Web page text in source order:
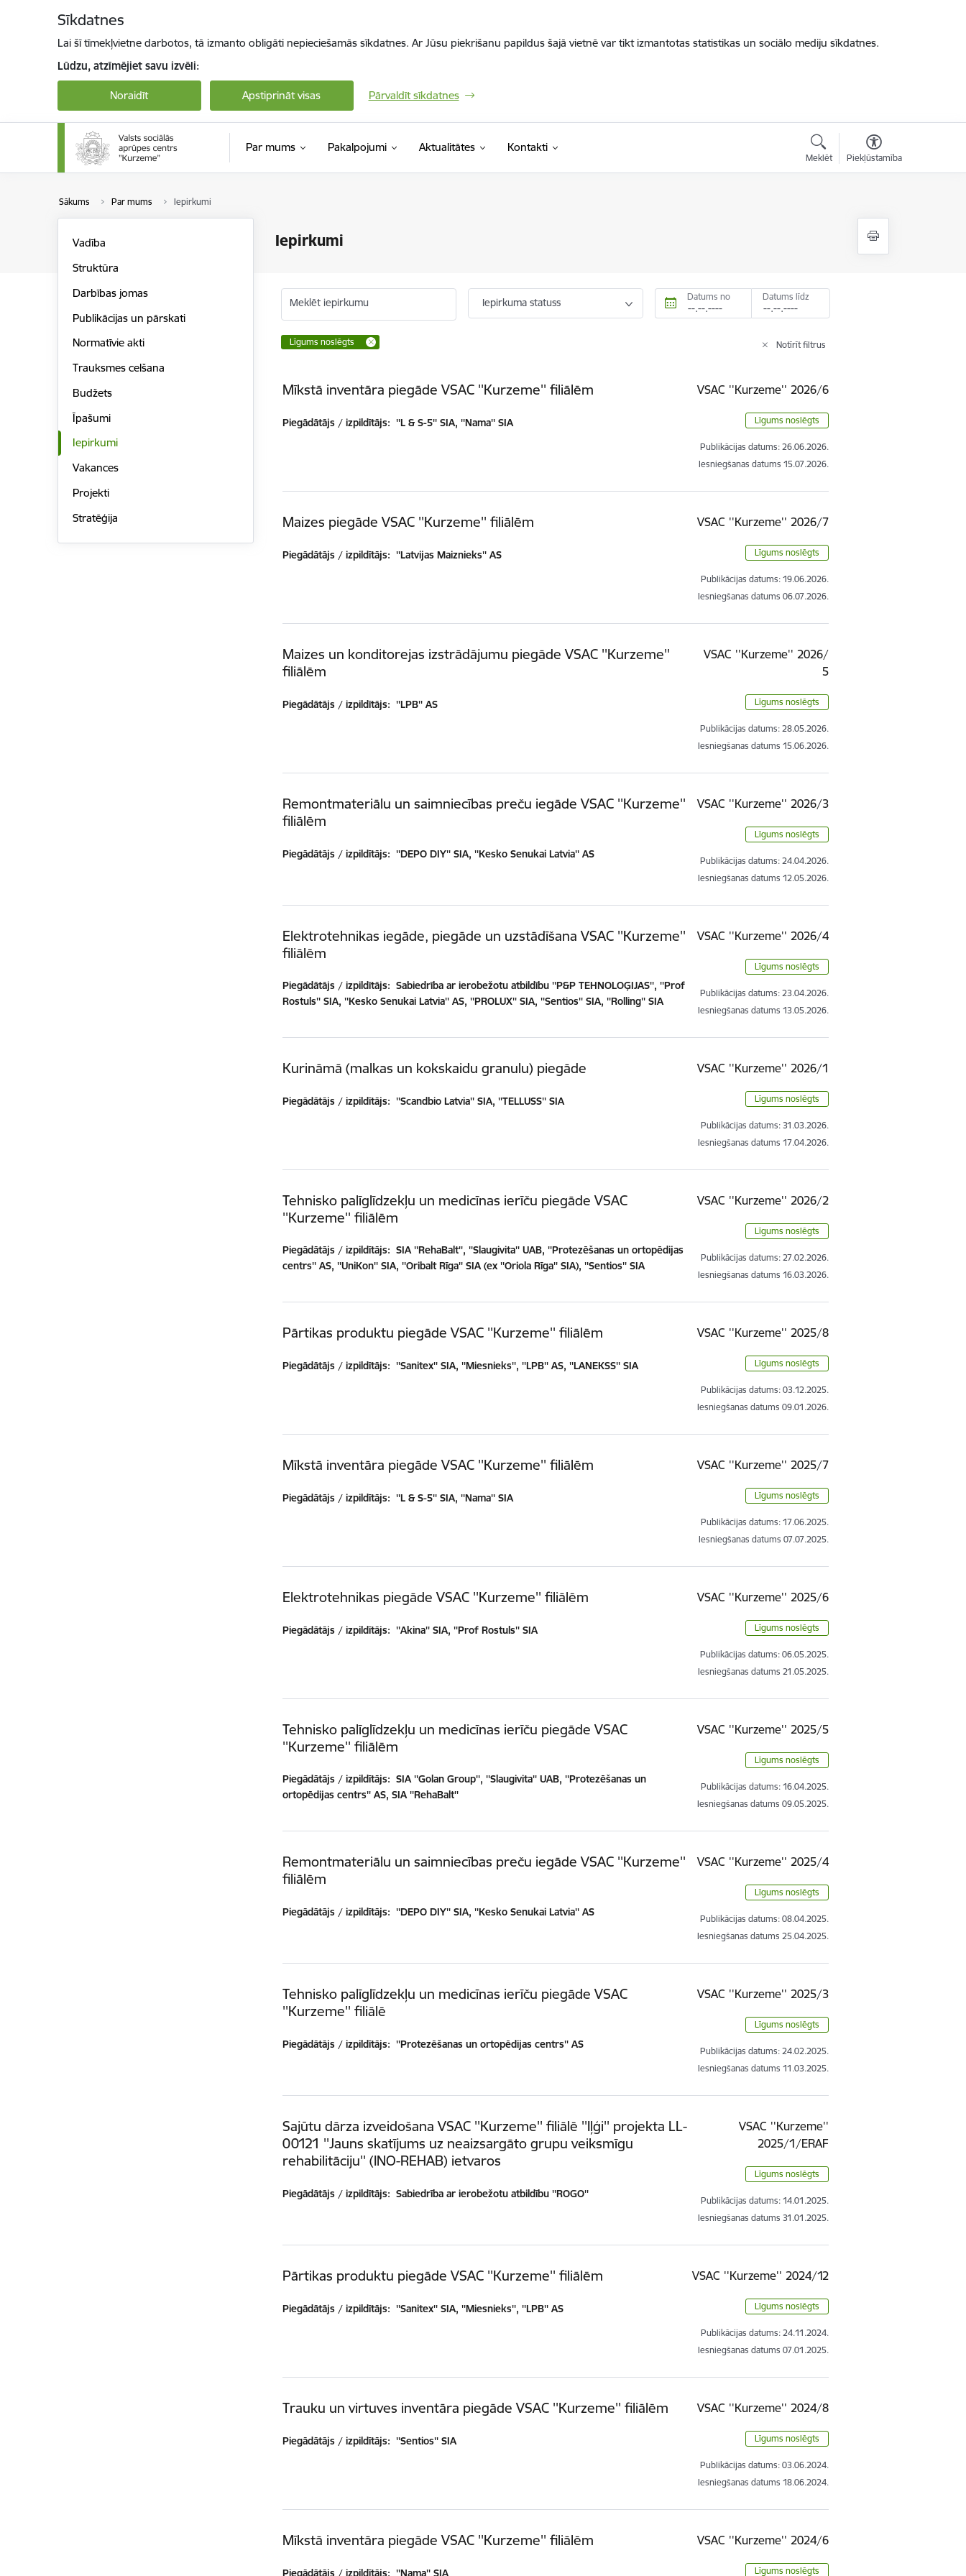
Sīkdatnes
Lai šī tīmekļvietne darbotos, tā izmanto obligāti nepieciešamās sīkdatnes. Ar Jūsu piekrišanu papildus šajā vietnē var tikt izmantotas statistikas un sociālo mediju sīkdatnes.
Lūdzu, atzīmējiet savu izvēli:
Noraidīt Apstiprināt visas Pārvaldīt sīkdatnes
Par mums Pakalpojumi Aktualitātes Kontakti
Meklēt Piekļūstamība
Sākums Par mums Iepirkumi
Iepirkumi
Vadība
Struktūra
Darbības jomas
Publikācijas un pārskati
Normatīvie akti
Trauksmes celšana
Budžets
Īpašumi
Iepirkumi
Vakances
Projekti
Stratēģija
Meklēt iepirkumu Iepirkuma statuss Datums no Datums līdz
Līgums noslēgts Notīrīt filtrus
Mīkstā inventāra piegāde VSAC ''Kurzeme'' filiālēm
Piegādātājs / izpildītājs: ''L & S-5'' SIA, ''Nama'' SIA
VSAC ''Kurzeme'' 2026/6
Līgums noslēgts
Publikācijas datums: 26.06.2026.
Iesniegšanas datums 15.07.2026.
Maizes piegāde VSAC ''Kurzeme'' filiālēm
Piegādātājs / izpildītājs: ''Latvijas Maiznieks'' AS
VSAC ''Kurzeme'' 2026/7
Līgums noslēgts
Publikācijas datums: 19.06.2026.
Iesniegšanas datums 06.07.2026.
Maizes un konditorejas izstrādājumu piegāde VSAC ''Kurzeme''
filiālēm
Piegādātājs / izpildītājs: ''LPB'' AS
VSAC ''Kurzeme'' 2026/
5
Līgums noslēgts
Publikācijas datums: 28.05.2026.
Iesniegšanas datums 15.06.2026.
Remontmateriālu un saimniecības preču iegāde VSAC ''Kurzeme''
filiālēm
Piegādātājs / izpildītājs: ''DEPO DIY'' SIA, ''Kesko Senukai Latvia'' AS
VSAC ''Kurzeme'' 2026/3
Līgums noslēgts
Publikācijas datums: 24.04.2026.
Iesniegšanas datums 12.05.2026.
Elektrotehnikas iegāde, piegāde un uzstādīšana VSAC ''Kurzeme''
filiālēm
Piegādātājs / izpildītājs: Sabiedrība ar ierobežotu atbildību ''P&P TEHNOLOĢIJAS'', ''Prof
Rostuls'' SIA, ''Kesko Senukai Latvia'' AS, ''PROLUX'' SIA, ''Sentios'' SIA, ''Rolling'' SIA
VSAC ''Kurzeme'' 2026/4
Līgums noslēgts
Publikācijas datums: 23.04.2026.
Iesniegšanas datums 13.05.2026.
Kurināmā (malkas un kokskaidu granulu) piegāde
Piegādātājs / izpildītājs: ''Scandbio Latvia'' SIA, ''TELLUSS'' SIA
VSAC ''Kurzeme'' 2026/1
Līgums noslēgts
Publikācijas datums: 31.03.2026.
Iesniegšanas datums 17.04.2026.
Tehnisko palīglīdzekļu un medicīnas ierīču piegāde VSAC
''Kurzeme'' filiālēm
Piegādātājs / izpildītājs: SIA ''RehaBalt'', ''Slaugivita'' UAB, ''Protezēšanas un ortopēdijas
centrs'' AS, ''UniKon'' SIA, ''Oribalt Rīga'' SIA (ex ''Oriola Rīga'' SIA), ''Sentios'' SIA
VSAC ''Kurzeme'' 2026/2
Līgums noslēgts
Publikācijas datums: 27.02.2026.
Iesniegšanas datums 16.03.2026.
Pārtikas produktu piegāde VSAC ''Kurzeme'' filiālēm
Piegādātājs / izpildītājs: ''Sanitex'' SIA, ''Miesnieks'', ''LPB'' AS, ''LANEKSS'' SIA
VSAC ''Kurzeme'' 2025/8
Līgums noslēgts
Publikācijas datums: 03.12.2025.
Iesniegšanas datums 09.01.2026.
Mīkstā inventāra piegāde VSAC ''Kurzeme'' filiālēm
Piegādātājs / izpildītājs: ''L & S-5'' SIA, ''Nama'' SIA
VSAC ''Kurzeme'' 2025/7
Līgums noslēgts
Publikācijas datums: 17.06.2025.
Iesniegšanas datums 07.07.2025.
Elektrotehnikas piegāde VSAC ''Kurzeme'' filiālēm
Piegādātājs / izpildītājs: ''Akina'' SIA, ''Prof Rostuls'' SIA
VSAC ''Kurzeme'' 2025/6
Līgums noslēgts
Publikācijas datums: 06.05.2025.
Iesniegšanas datums 21.05.2025.
Tehnisko palīglīdzekļu un medicīnas ierīču piegāde VSAC
''Kurzeme'' filiālēm
Piegādātājs / izpildītājs: SIA ''Golan Group'', ''Slaugivita'' UAB, ''Protezēšanas un
ortopēdijas centrs'' AS, SIA ''RehaBalt''
VSAC ''Kurzeme'' 2025/5
Līgums noslēgts
Publikācijas datums: 16.04.2025.
Iesniegšanas datums 09.05.2025.
Remontmateriālu un saimniecības preču iegāde VSAC ''Kurzeme''
filiālēm
Piegādātājs / izpildītājs: ''DEPO DIY'' SIA, ''Kesko Senukai Latvia'' AS
VSAC ''Kurzeme'' 2025/4
Līgums noslēgts
Publikācijas datums: 08.04.2025.
Iesniegšanas datums 25.04.2025.
Tehnisko palīglīdzekļu un medicīnas ierīču piegāde VSAC
''Kurzeme'' filiālē
Piegādātājs / izpildītājs: ''Protezēšanas un ortopēdijas centrs'' AS
VSAC ''Kurzeme'' 2025/3
Līgums noslēgts
Publikācijas datums: 24.02.2025.
Iesniegšanas datums 11.03.2025.
Sajūtu dārza izveidošana VSAC ''Kurzeme'' filiālē ''Iļģi'' projekta LL-
00121 ''Jauns skatījums uz neaizsargāto grupu veiksmīgu
rehabilitāciju'' (INO-REHAB) ietvaros
Piegādātājs / izpildītājs: Sabiedrība ar ierobežotu atbildību ''ROGO''
VSAC ''Kurzeme''
2025/1/ERAF
Līgums noslēgts
Publikācijas datums: 14.01.2025.
Iesniegšanas datums 31.01.2025.
Pārtikas produktu piegāde VSAC ''Kurzeme'' filiālēm
Piegādātājs / izpildītājs: ''Sanitex'' SIA, ''Miesnieks'', ''LPB'' AS
VSAC ''Kurzeme'' 2024/12
Līgums noslēgts
Publikācijas datums: 24.11.2024.
Iesniegšanas datums 07.01.2025.
Trauku un virtuves inventāra piegāde VSAC ''Kurzeme'' filiālēm
Piegādātājs / izpildītājs: ''Sentios'' SIA
VSAC ''Kurzeme'' 2024/8
Līgums noslēgts
Publikācijas datums: 03.06.2024.
Iesniegšanas datums 18.06.2024.
Mīkstā inventāra piegāde VSAC ''Kurzeme'' filiālēm
Piegādātājs / izpildītājs: ''Nama'' SIA
VSAC ''Kurzeme'' 2024/6
Līgums noslēgts